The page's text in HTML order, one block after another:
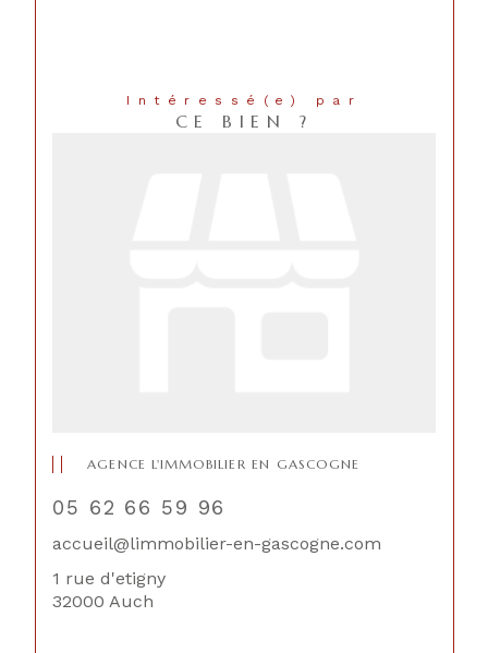
Intéressé(e) par
CE BIEN ?
AGENCE L'IMMOBILIER EN GASCOGNE
05 62 66 59 96
accueil@limmobilier-en-gascogne.com
1 rue d'etigny
32000 Auch